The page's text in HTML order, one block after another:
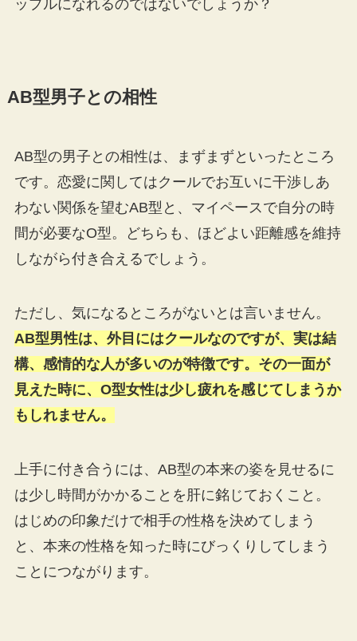
ップルになれるのではないでしょうか？
AB型男子との相性
AB型の男子との相性は、まずまずといったところ
です。恋愛に関してはクールでお互いに干渉しあ
わない関係を望むAB型と、マイペースで自分の時
間が必要なO型。どちらも、ほどよい距離感を維持
しながら付き合えるでしょう。
ただし、気になるところがないとは言いません。
AB型男性は、外目にはクールなのですが、実は結
構、感情的な人が多いのが特徴です。その一面が
見えた時に、O型女性は少し疲れを感じてしまうか
もしれません。
上手に付き合うには、AB型の本来の姿を見せるに
は少し時間がかかることを肝に銘じておくこと。
はじめの印象だけで相手の性格を決めてしまう
と、本来の性格を知った時にびっくりしてしまう
ことにつながります。